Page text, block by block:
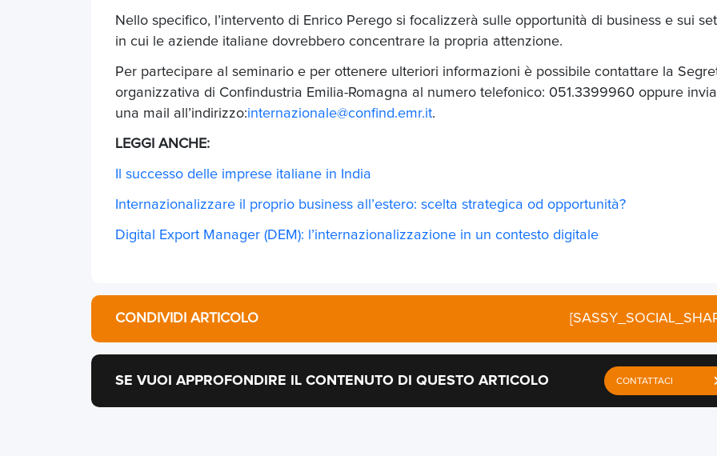
Nello specifico, l’intervento di Enrico Perego si focalizzerà sulle opportunità di business e sui
in cui le aziende italiane dovrebbero concentrare la propria attenzione.
Per partecipare al seminario e per ottenere ulteriori informazioni è possibile contattare la
organizzativa di Confindustria Emilia-Romagna al numero telefonico: 051.3399960 oppure
una mail all’indirizzo:internazionale@confind.emr.it.
LEGGI ANCHE:
Il successo delle imprese italiane in India
Internazionalizzare il proprio business all’estero: scelta strategica od opportunità?
Digital Export Manager (DEM): l’internazionalizzazione in un contesto digitale
CONDIVIDI ARTICOLO
SE VUOI APPROFONDIRE IL CONTENUTO DI QUESTO ARTICOLO CONTATTACI